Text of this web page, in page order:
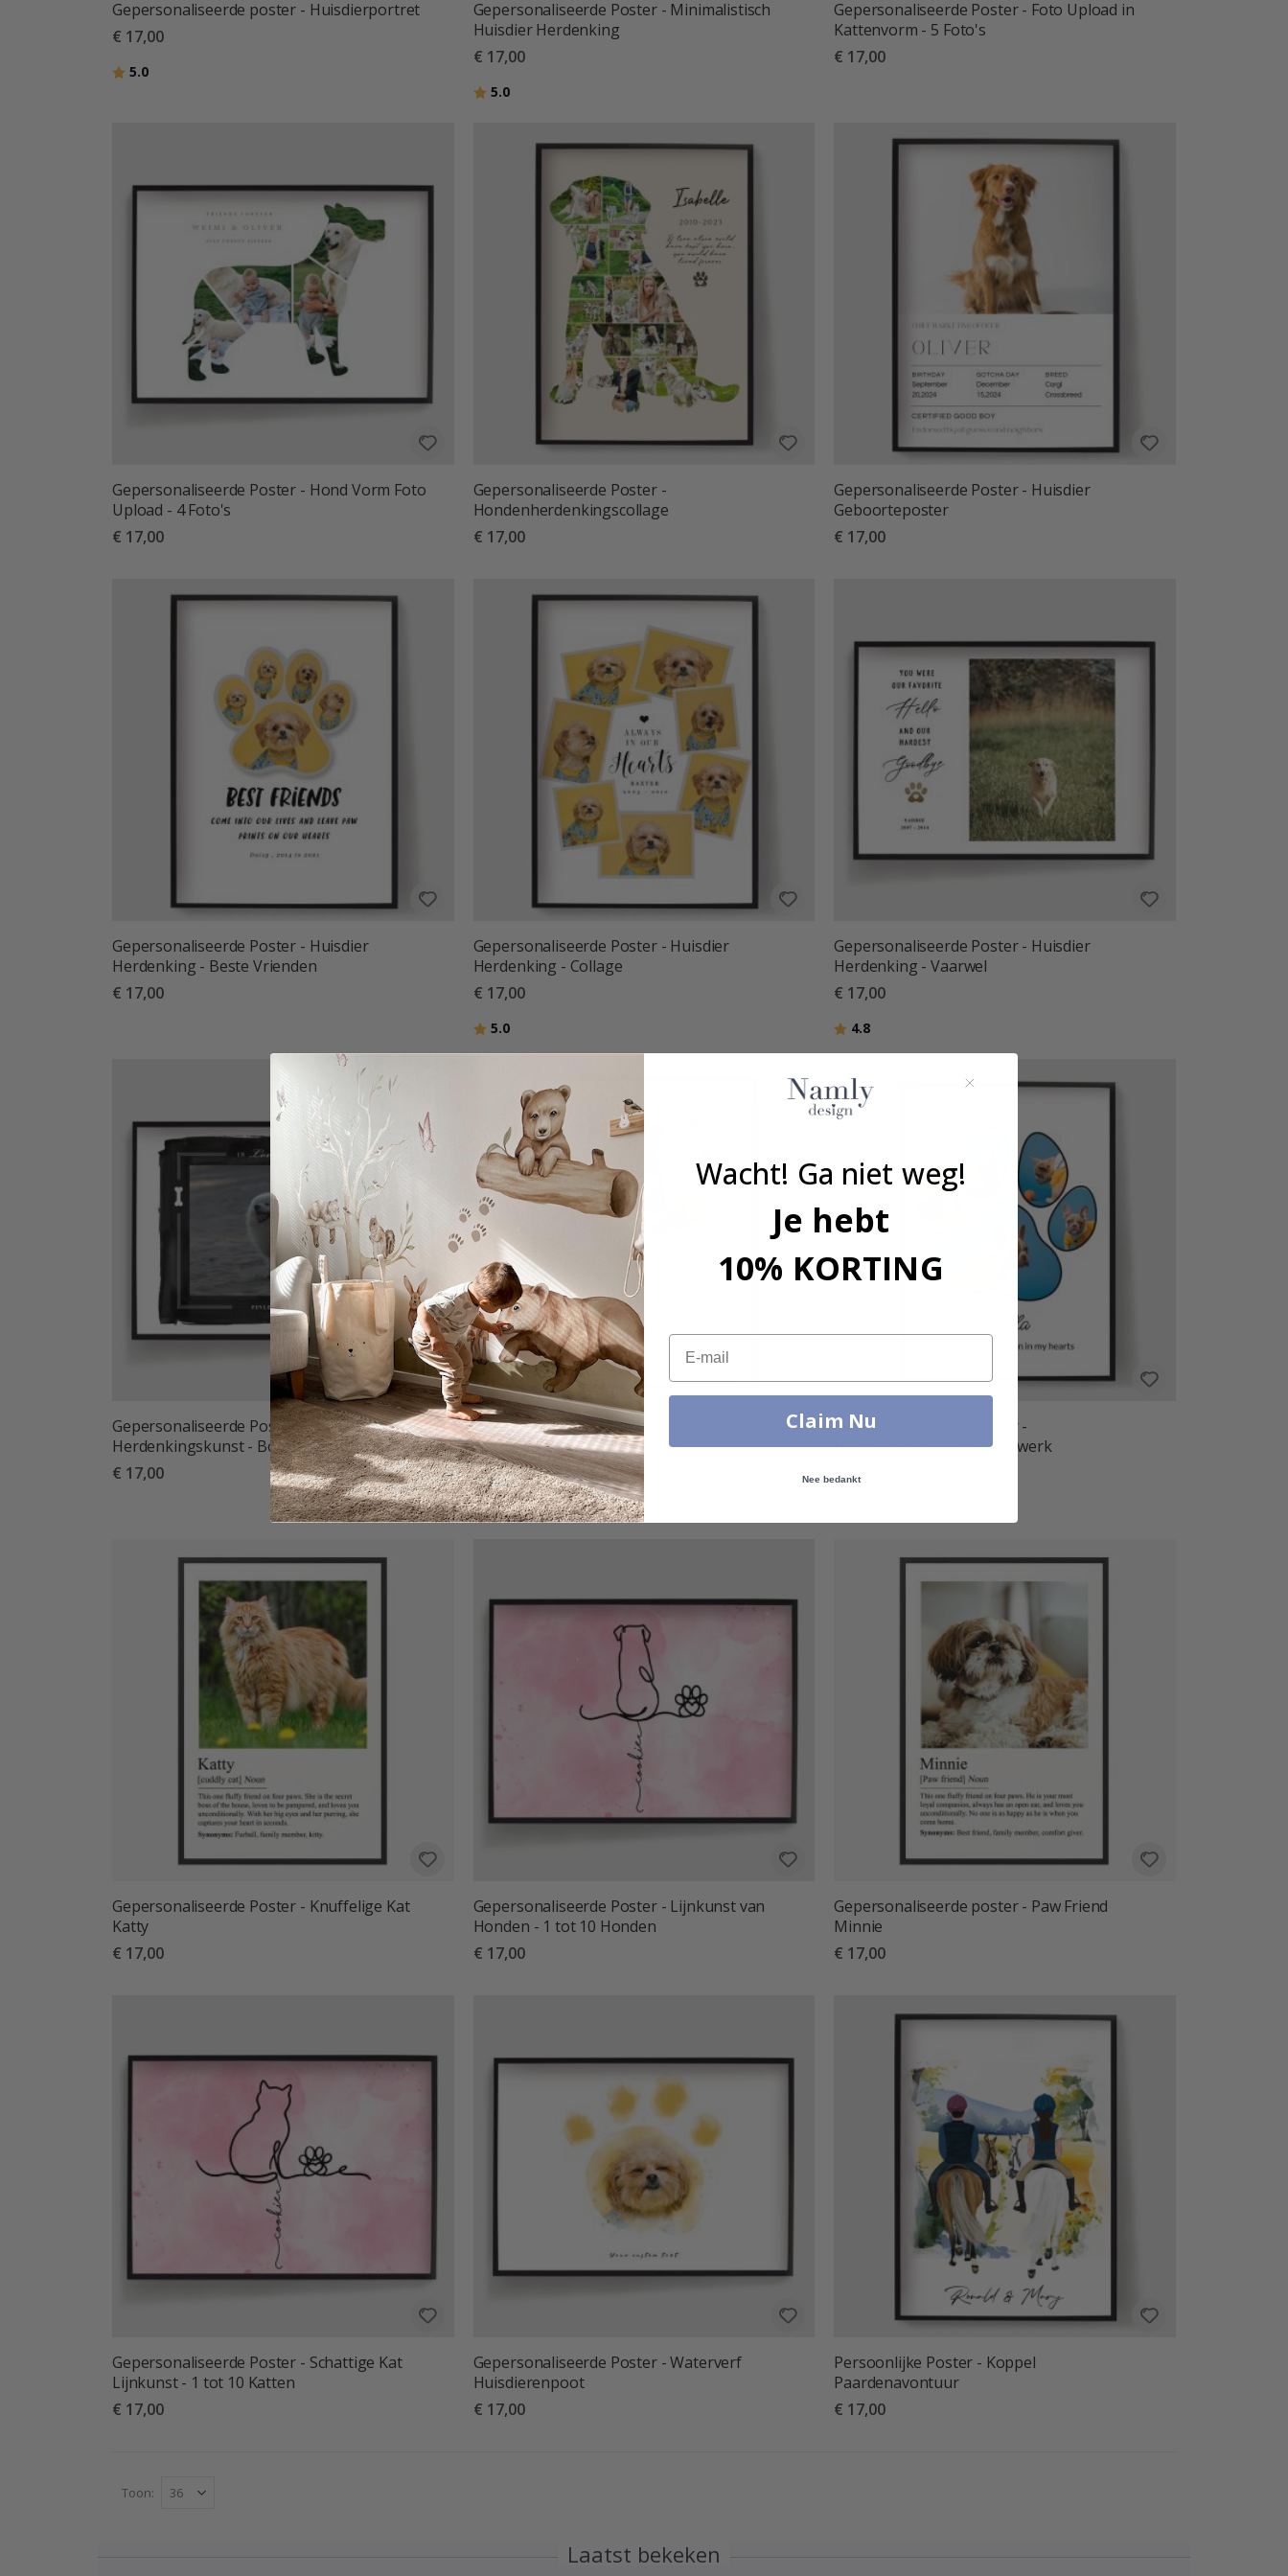
Gepersonaliseerde poster - Huisdierportret
€ 17,00
Beoordeling:
5.0
Gepersonaliseerde Poster - Minimalistisch
Huisdier Herdenking
€ 17,00
Beoordeling:
5.0uit 5 sterren
Gepersonaliseerde Poster - Foto Upload in
Kattenvorm - 5 Foto's
€ 17,00
Gepersonaliseerde Poster - Hond Vorm Foto
Upload - 4 Foto's
€ 17,00
Gepersonaliseerde Poster -
Hondenherdenkingscollage
€ 17,00
Gepersonaliseerde Poster - Huisdier
Geboorteposter
€ 17,00
Gepersonaliseerde Poster - Huisdier
Herdenking - Beste Vrienden
€ 17,00
Gepersonaliseerde Poster - Huisdier
Herdenking - Collage
€ 17,00
Beoordeling:
5.0uit 5 sterren
Gepersonaliseerde Poster - Huisdier
Herdenking - Vaarwel
€ 17,00
Beoordeling:
4.8
Gepersonaliseerde Poster - Huisdier
Herdenkingskunst - Botrand
€ 17,00
Gepersonaliseerde Poster - Huisdier
Herdenkingsportret met Krans
€ 17,00
Gepersonaliseerde poster -
Huisdierensouvenir kunstwerk
€ 17,00
Gepersonaliseerde Poster - Knuffelige Kat
Katty
€ 17,00
Gepersonaliseerde Poster - Lijnkunst van
Honden - 1 tot 10 Honden
€ 17,00
Gepersonaliseerde poster - Paw Friend
Minnie
€ 17,00
Gepersonaliseerde Poster - Schattige Kat
Lijnkunst - 1 tot 10 Katten
€ 17,00
Gepersonaliseerde Poster - Waterverf
Huisdierenpoot
€ 17,00
Persoonlijke Poster - Koppel
Paardenavontuur
€ 17,00
Toon
Laatst bekeken
Wacht! Ga niet weg!
Je hebt
10% KORTING
Email
Claim Nu
Nee bedankt